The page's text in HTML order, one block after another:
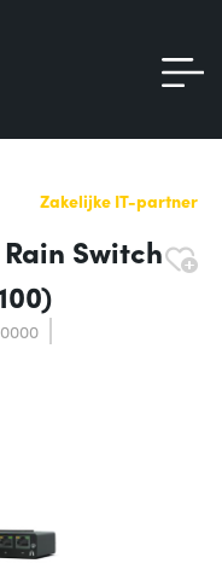
Zakelijke IT-partner
Switch